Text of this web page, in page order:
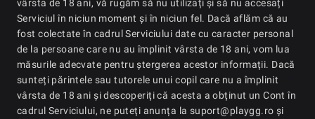
vârsta de 18 ani, vă rugăm să nu utilizați și să nu accesați
Serviciul în niciun moment și în niciun fel. Dacă aflăm că au
fost colectate în cadrul Serviciului date cu caracter personal
de la persoane care nu au împlinit vârsta de 18 ani, vom lua
măsurile adecvate pentru ștergerea acestor informații. Dacă
sunteți părintele sau tutorele unui copil care nu a împlinit
vârsta de 18 ani și descoperiți că acesta a obținut un Cont în
cadrul Serviciului, ne puteți anunța la suport@playgg.ro și